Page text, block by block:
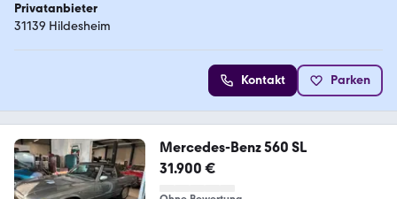
Privatanbieter
31139 Hildesheim
Kontakt Parken
Mercedes-Benz 560 SL
31.900 €